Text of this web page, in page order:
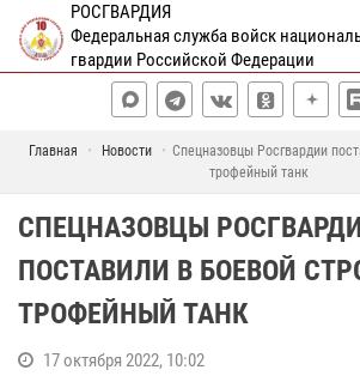
РОСГВАРДИЯ
Федеральная служба войск
гвардии Российской Федерации
Главная Новости
Спецназовцы Росгвардии
трофейный танк
СПЕЦНАЗОВЦЫ
ПОСТАВИЛИ В БОЕВОЙ
ТРОФЕЙНЫЙ ТАНК
17 октября 2022, 10:02